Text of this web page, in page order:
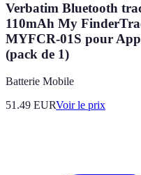
Verbatim Bluetooth
110mAh My
MYFCR-01S pour
(pack de 1)
Batterie Mobile
51.49 EURVoir le prix